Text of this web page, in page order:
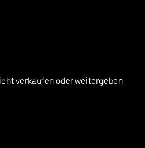
verkaufen oder weitergeben